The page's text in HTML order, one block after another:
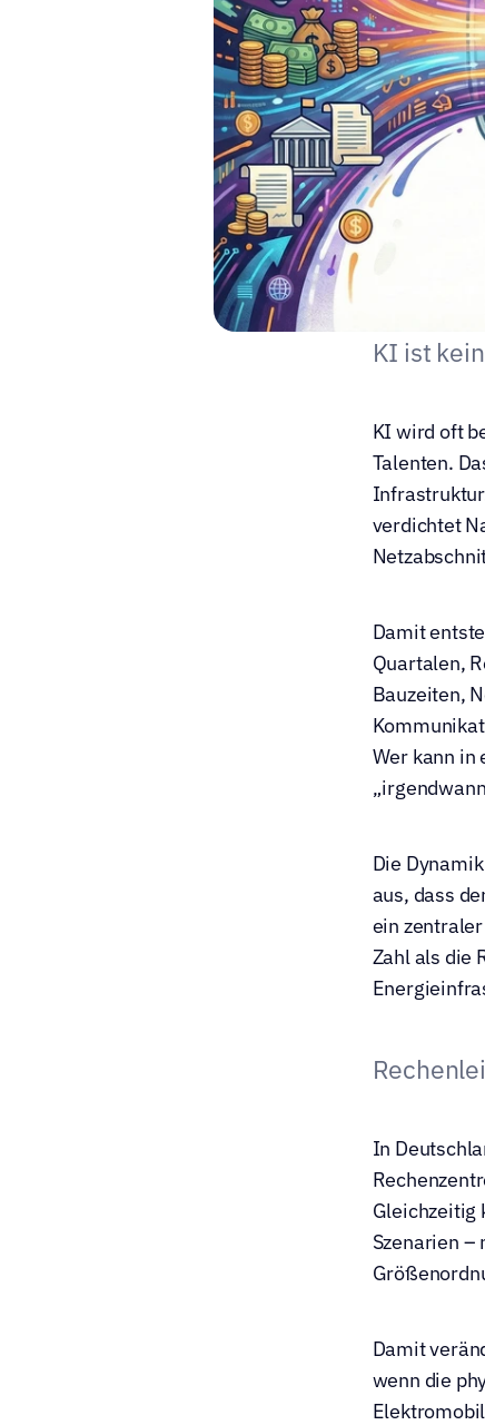
KI ist
KI wird oft
Talenten.
verdichtet
Damit
Quartalen,
Bauzeiten,
Wer kann in
Die
aus, dass
ein
Zahl als die
In
Gleichzeitig
Szenarien –
Damit
wenn die